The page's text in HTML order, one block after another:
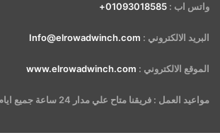
واتس اب : 01093018585+
البريد الالكتروني : Info@elrowadwinch.com
الموقع الالكتروني : www.elrowadwinch.com
مواعيد العمل : فريقنا متاح علي مدار 24 ساعة جميع ايام الاسبوع.